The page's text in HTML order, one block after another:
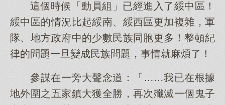
這個時候「動員組」已經進入了綏中區！
綏中區的情況比起綏南、綏西區更加複雜，軍
隊、地方政府中的少數民族同胞更多！整頓紀
律的問題一旦變成民族問題，事情就麻煩了！
參謀在一旁大聲念道：「……我已在根據
地外圍之五家鎮大獲全勝，再次殲滅一個鬼子